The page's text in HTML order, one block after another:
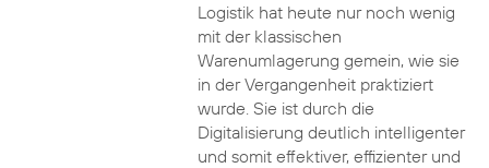
Logistik hat heute nur noch wenig
mit der klassischen
Warenumlagerung gemein, wie sie
in der Vergangenheit praktiziert
wurde. Sie ist durch die
Digitalisierung deutlich intelligenter
und somit effektiver, effizienter und